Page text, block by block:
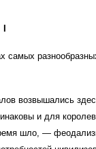
возвышались
и для
шло, —